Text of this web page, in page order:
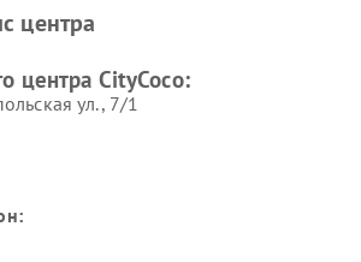
центра
центра CityCoco:
ул., 7/1